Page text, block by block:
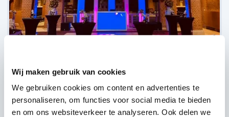
Wij maken gebruik van cookies
We gebruiken cookies om content en advertenties te
personaliseren, om functies voor social media te bieden
en om ons websiteverkeer te analyseren. Ook delen we
Fletcher Kloosterhotel Willibrordhaeghe,Deurne
4 reviews over onze DJ's